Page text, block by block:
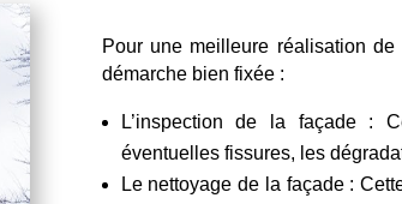
Pour une meilleure réalisation
démarche bien fixée :
L’inspection de la façade :
éventuelles fissures, les
Le nettoyage de la façade :